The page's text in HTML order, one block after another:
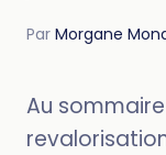
Par Morgane
Au